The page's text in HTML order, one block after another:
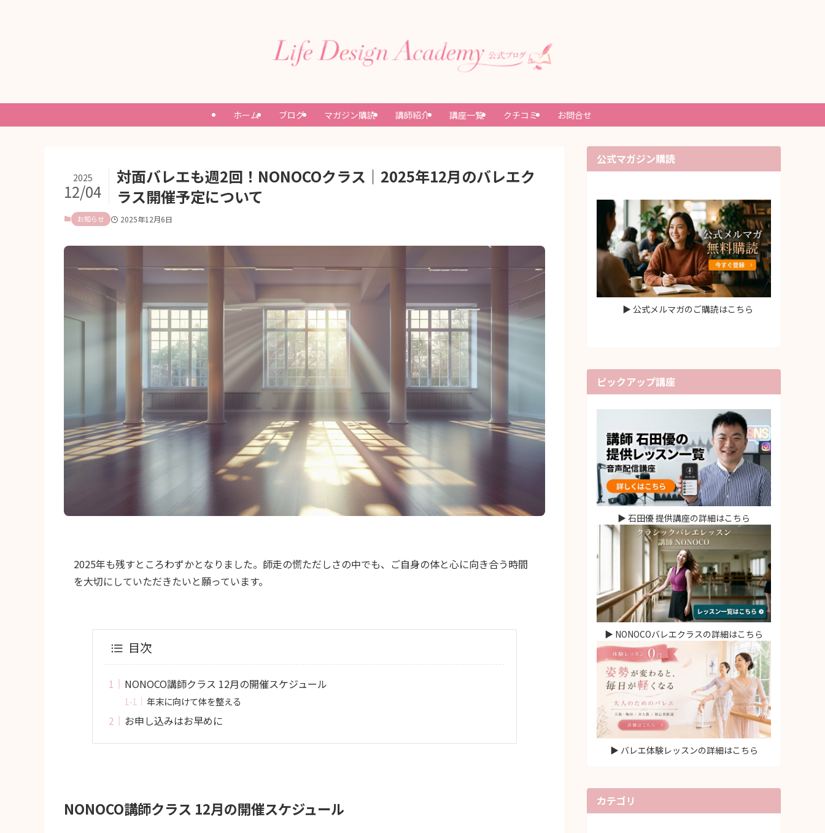
ホーム ブログ マガジン購読 講師紹介 講座一覧 クチコミ お問合せ
対面バレエも週2回！NONOCOクラス｜2025年12月のバレエク
ラス開催予定について
2025
12/04
お知らせ 2025年12月6日
2025年も残すところわずかとなりました。師走の慌ただしさの中でも、ご自身の体と心に向き合う時間
を大切にしていただきたいと願っています。
目次
NONOCO講師クラス 12月の開催スケジュール
年末に向けて体を整える
お申し込みはお早めに
NONOCO講師クラス 12月の開催スケジュール
公式マガジン購読
▶ 公式メルマガのご購読はこちら
ピックアップ講座
▶ 石田優 提供講座の詳細はこちら
▶ NONOCOバレエクラスの詳細はこちら
▶ バレエ体験レッスンの詳細はこちら
カテゴリ